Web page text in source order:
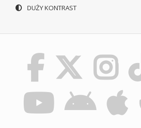
DUŻY KONTRAST